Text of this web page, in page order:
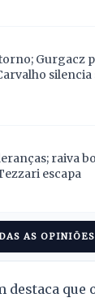
Gurgacz
silencia
raiva
escapa
AS OPINIÕES
destaca que